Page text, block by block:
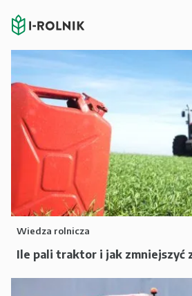
Wiedza rolnicza
Ile pali traktor i jak zmniejszyć